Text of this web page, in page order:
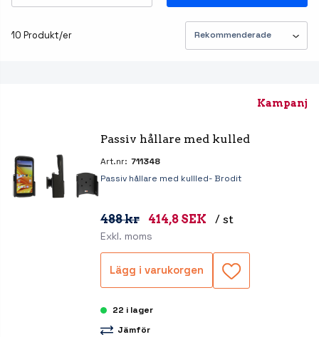
10 Produkt/er
Kampanj
Passiv hållare med kulled
Art.nr: 711348
Passiv hållare med kullled- Brodit
488 kr 414,8 SEK / st
Exkl. moms
Lägg i varukorgen
22 i lager
Jämför